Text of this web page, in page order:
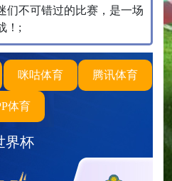
们不可错过的比赛，是一场
！;
咪咕体育 腾讯体育
体育
界杯